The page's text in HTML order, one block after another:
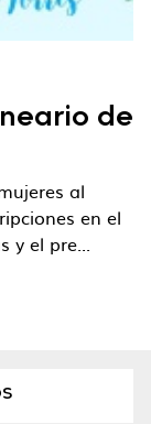
de
al
en el
el pre...